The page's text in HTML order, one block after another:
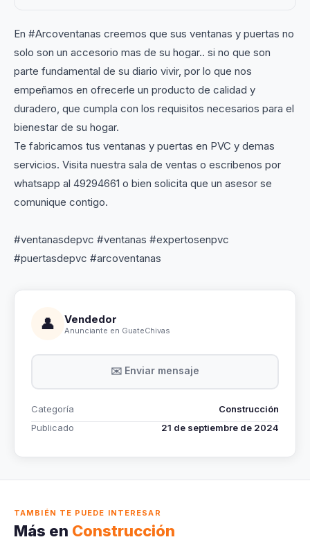
En #Arcoventanas creemos que sus ventanas y puertas no
solo son un accesorio mas de su hogar.. si no que son
parte fundamental de su diario vivir, por lo que nos
empeñamos en ofrecerle un producto de calidad y
duradero, que cumpla con los requisitos necesarios para el
bienestar de su hogar.
Te fabricamos tus ventanas y puertas en PVC y demas
servicios. Visita nuestra sala de ventas o escribenos por
whatsapp al 49294661 o bien solicita que un asesor se
comunique contigo.
#ventanasdepvc #ventanas #expertosenpvc
#puertasdepvc #arcoventanas
👤 Vendedor
Anunciante en GuateChivas
✉️ Enviar mensaje
Categoría
Construcción
Publicado
21 de septiembre de 2024
TAMBIÉN TE PUEDE INTERESAR
Más en Construcción